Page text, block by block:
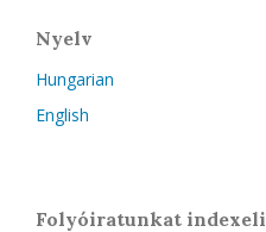
Nyelv
Hungarian
English
Folyóiratunkat indexeli